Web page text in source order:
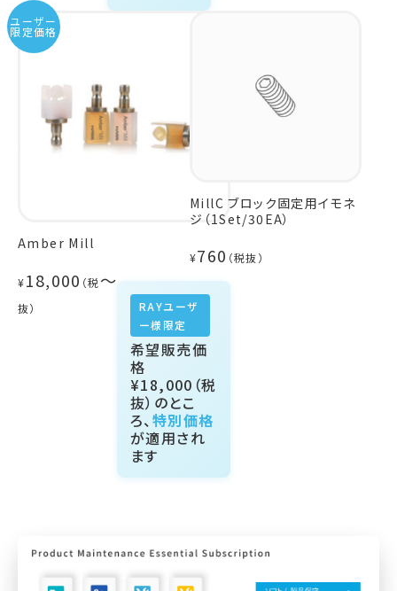
ユーザー
限定価格
Amber Mill
¥18,000 ～
RAYユーザ
ー様限定
希望販売価
格
¥18,000 （税
抜）のとこ
ろ、特別価格
が適用され
ます
MillC ブロック固定用イモネ
ジ（1Set/30EA）
¥760